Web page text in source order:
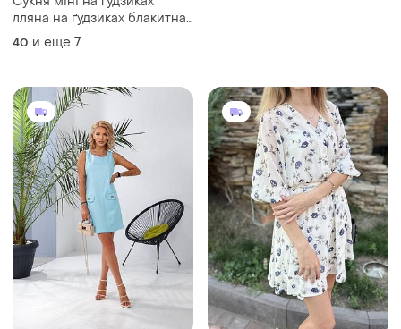
799 грн 0
Льняна сукня льон сукня з
натуральної тканини
и еще
599 грн 5
Шифонова сукня🩵
32 / XXS / 40 и еще 1